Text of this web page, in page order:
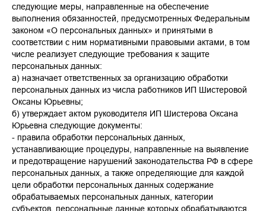
следующие меры, направленные на обеспечение
выполнения обязанностей, предусмотренных Федеральным
законом «О персональных данных» и принятыми в
соответствии с ним нормативными правовыми актами, в том
числе реализует следующие требования к защите
персональных данных:
а) назначает ответственных за организацию обработки
персональных данных из числа работников ИП Шистеровой
Оксаны Юрьевны;
б) утверждает актом руководителя ИП Шистерова Оксана
Юрьевна следующие документы:
- правила обработки персональных данных,
устанавливающие процедуры, направленные на выявление
и предотвращение нарушений законодательства РФ в сфере
персональных данных, а также определяющие для каждой
цели обработки персональных данных содержание
обрабатываемых персональных данных, категории
субъектов, персональные данные которых обрабатываются,